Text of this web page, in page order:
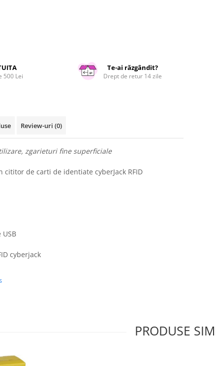
500 Lei
Te-ai răzgândit?
Drept de retur 14 zile
Review-uri (0)
zgarieturi fine superficiale
de carti de identiate cyberJack RFID
cyberjack
PRODUSE